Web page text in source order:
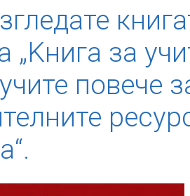
„Kнига за
повече